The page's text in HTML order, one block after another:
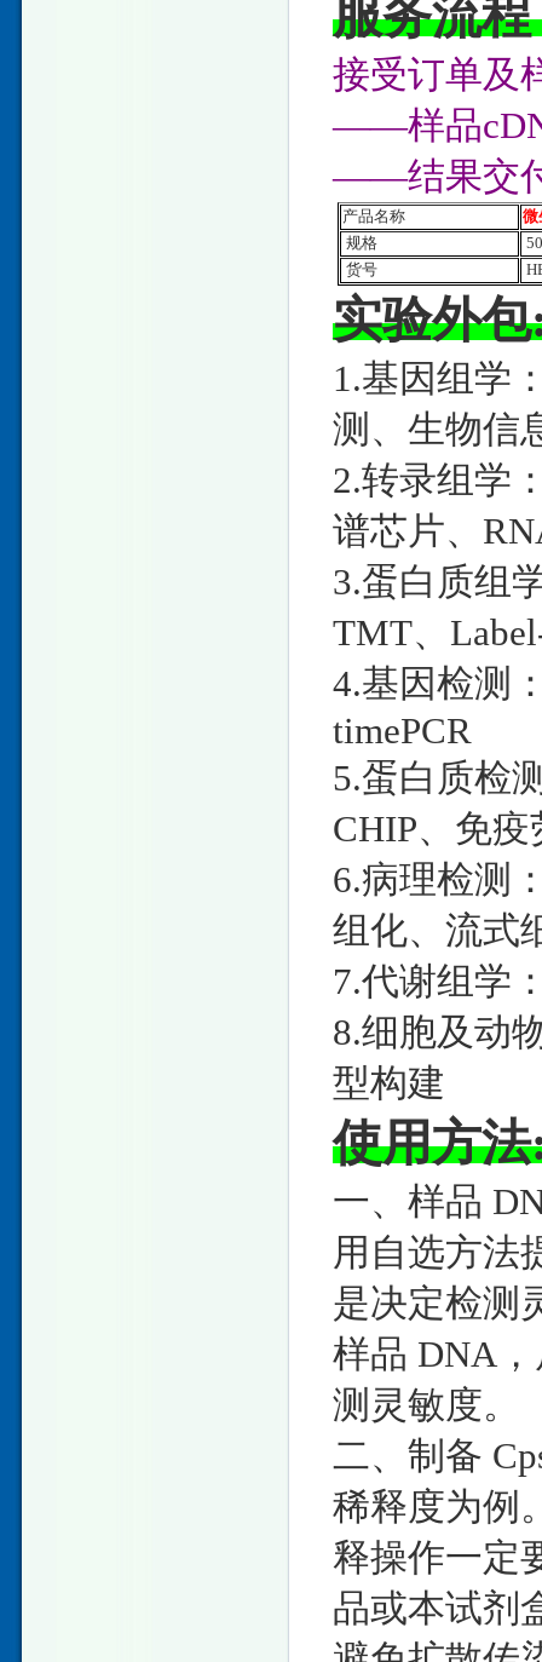
服务流程
接受订单
——样品
——结果交
产品名称
微
规格
货号
实验外
1.基因组学
测、生物信
2.转录组学
谱芯片、
3.蛋白质组
TMT、
4.基因检测
timePCR
5.蛋白质检
CHIP、免
6.病理检测
组化、流式
7.代谢组学
8.细胞及动
型构建
使用方
一、样品
用自选方法
是决定检测
样品 DNA
测灵敏度。
二、制备
稀释度为例
释操作一定
品或本试剂